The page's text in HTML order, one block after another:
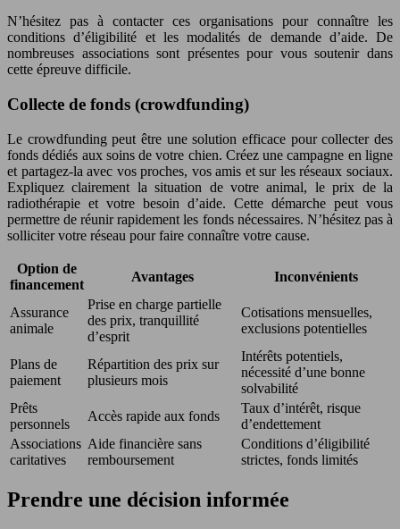
N’hésitez pas à contacter ces organisations pour connaître les
conditions d’éligibilité et les modalités de demande d’aide. De
nombreuses associations sont présentes pour vous soutenir dans
cette épreuve difficile.
Collecte de fonds (crowdfunding)
Le crowdfunding peut être une solution efficace pour collecter des
fonds dédiés aux soins de votre chien. Créez une campagne en ligne
et partagez-la avec vos proches, vos amis et sur les réseaux sociaux.
Expliquez clairement la situation de votre animal, le prix de la
radiothérapie et votre besoin d’aide. Cette démarche peut vous
permettre de réunir rapidement les fonds nécessaires. N’hésitez pas à
solliciter votre réseau pour faire connaître votre cause.
Option de
financement
Avantages Inconvénients
Assurance
animale
Prise en charge partielle
des prix, tranquillité
d’esprit
Cotisations mensuelles,
exclusions potentielles
Plans de
paiement
Répartition des prix sur
plusieurs mois
Intérêts potentiels,
nécessité d’une bonne
solvabilité
Prêts
personnels
Accès rapide aux fonds
Taux d’intérêt, risque
d’endettement
Associations
caritatives
Aide financière sans
remboursement
Conditions d’éligibilité
strictes, fonds limités
Prendre une décision informée